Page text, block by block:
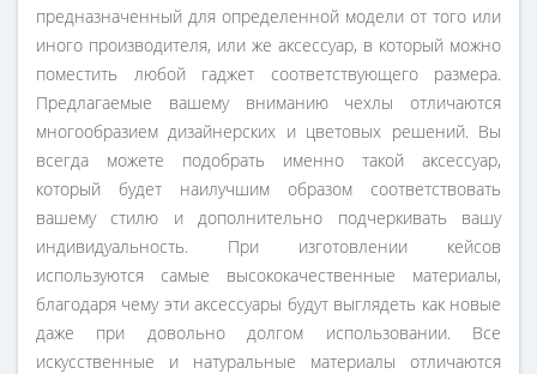
предназначенный для определенной модели от того или
иного производителя, или же аксессуар, в который можно
поместить любой гаджет соответствующего размера.
Предлагаемые вашему вниманию чехлы отличаются
многообразием дизайнерских и цветовых решений. Вы
всегда можете подобрать именно такой аксессуар,
который будет наилучшим образом соответствовать
вашему стилю и дополнительно подчеркивать вашу
индивидуальность. При изготовлении кейсов
используются самые высококачественные материалы,
благодаря чему эти аксессуары будут выглядеть как новые
даже при довольно долгом использовании. Все
искусственные и натуральные материалы отличаются